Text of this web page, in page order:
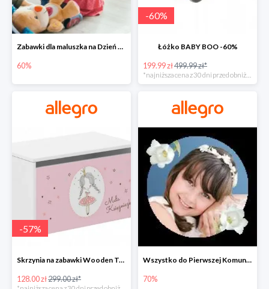
Zabawki dla maluszka na Dzień Dziecka na Allegro do -60%
60%
-60%
Łóżko BABY BOO -60%
199.99 zł499.99 zł*
*najniższa cena z 30 dni przed obniżką
-57%
Skrzynia na zabawki Wooden Toys -57%
128.00 zł299.00 zł*
Wszystko do Pierwszej Komunii na Allegro do -70%
70%